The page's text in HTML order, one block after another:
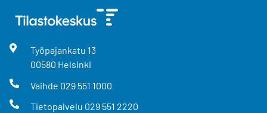
Työpajankatu 13
00580 Helsinki
Vaihde 029 551 1000
Tietopalvelu 029 551 2220